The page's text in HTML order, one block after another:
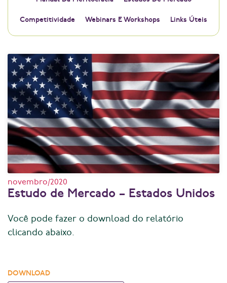
Competitividade Webinars E Workshops Links Úteis
novembro/2020
Estudo de Mercado – Estados Unidos
Você pode fazer o download do relatório
clicando abaixo.
DOWNLOAD